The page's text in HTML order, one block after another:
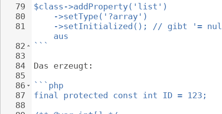
79
80
81
82
83
84
85
86
87
88
$class->addProperty('list')
->setType('?array')
->setInitialized(); // gibt '=
aus
```
Das erzeugt:
```php
final protected const int ID = 123;